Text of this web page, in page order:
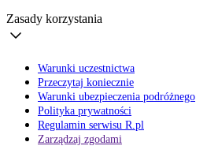
Zasady korzystania
Warunki uczestnictwa
Przeczytaj koniecznie
Warunki ubezpieczenia podróżnego
Polityka prywatności
Regulamin serwisu R.pl
Zarządzaj zgodami